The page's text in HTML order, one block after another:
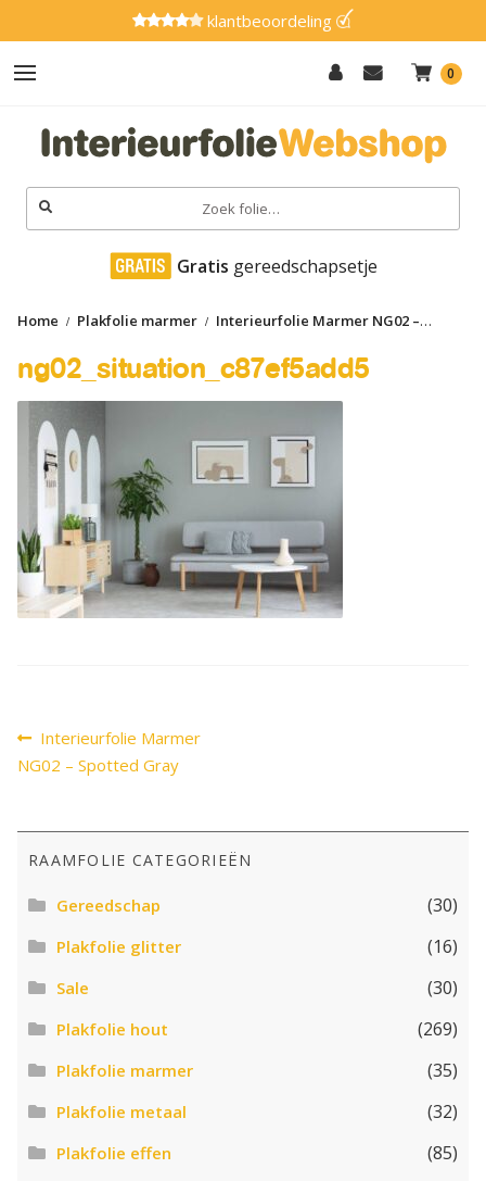
klantbeoordeling
0
Zoeken
naar:
Hout
Effen
Marmer
Glitter
Natuursteen
Textiel
Gereedschap
SALE
Advies
Gratis gereedschapsetje
Home Plakfolie marmer
Interieurfolie Marmer NG02 –
ng02_situation_c87ef5add5
Bericht
navigatie
Vorig
bericht:
Interieurfolie Marmer
NG02 – Spotted Gray
RAAMFOLIE CATEGORIEËN
Gereedschap (30)
Plakfolie glitter (16)
Sale (30)
Plakfolie hout (269)
Plakfolie marmer (35)
Plakfolie metaal (32)
Plakfolie effen (85)